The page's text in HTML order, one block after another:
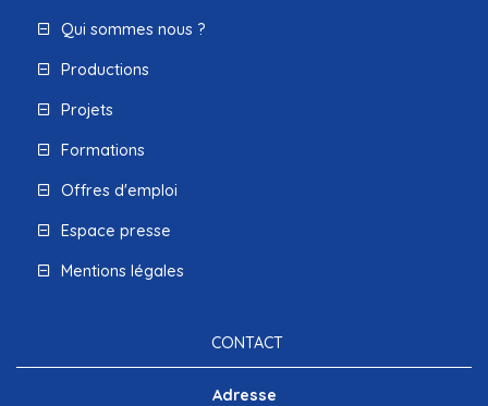
Qui sommes nous ?
Productions
Projets
Formations
Offres d'emploi
Espace presse
Mentions légales
CONTACT
Adresse